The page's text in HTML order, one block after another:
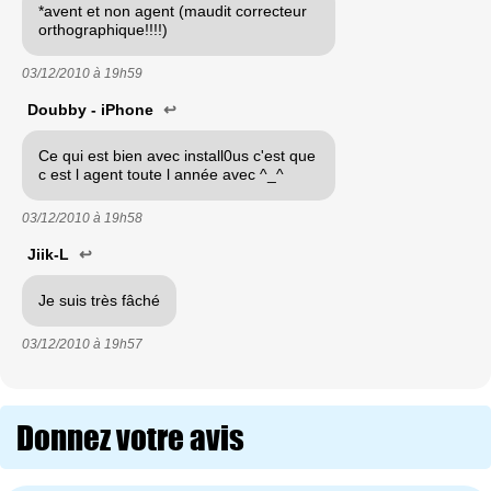
*avent et non agent (maudit correcteur
orthographique!!!!)
03/12/2010 à 19h59
Doubby - iPhone ↩
Ce qui est bien avec install0us c'est que
c est l agent toute l année avec ^_^
03/12/2010 à 19h58
Jiik-L ↩
Je suis très fâché
03/12/2010 à 19h57
Donnez votre avis